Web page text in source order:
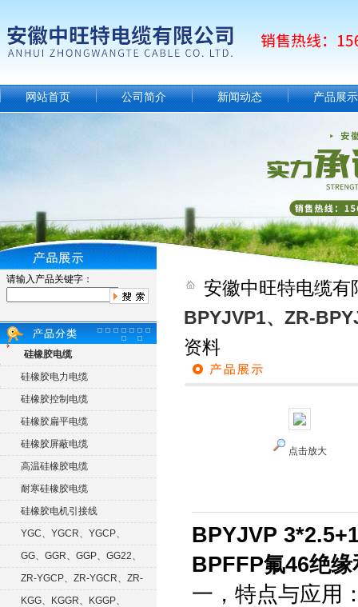
网站首页 公司简介 新闻动态 产品展示
请输入产品关键字：
硅橡胶电缆
硅橡胶电力电缆
硅橡胶控制电缆
硅橡胶扁平电缆
硅橡胶屏蔽电缆
高温硅橡胶电缆
耐寒硅橡胶电缆
硅橡胶电机引接线
YGC、YGCR、YGCP、
YGCRP
GG、GGR、GGP、GG22、
GGRP
ZR-YGCP、ZR-YGCR、ZR-
YGCRP
KGG、KGGR、KGGP、
安徽中旺特电缆
BPYJVP1、ZR-
资料
点击放大
BPYJVP
BPFFP氟46绝
一，特点与应用